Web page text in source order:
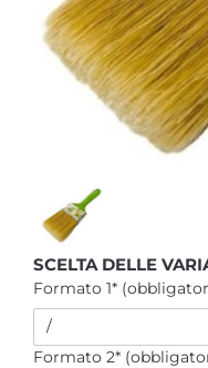
SCELTA DELLE
Formato 1*
/
Formato 2*